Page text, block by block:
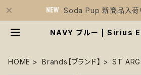
Soda Pup 新商品入荷
NAVY ブルー | Sirius
HOME Brands【ブランド】 ST